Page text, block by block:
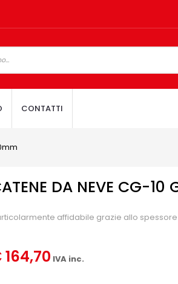
CONTATTI
DA NEVE CG-10
affidabile grazie allo
IVA inc.